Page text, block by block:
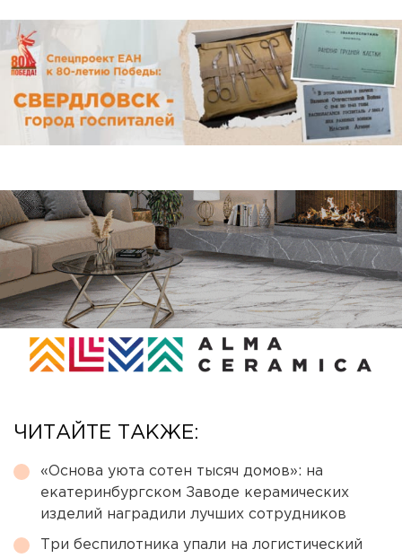
ЧИТАЙТЕ ТАКЖЕ:
«Основа уюта сотен тысяч домов»: на
екатеринбургском Заводе керамических
изделий наградили лучших сотрудников
Три беспилотника упали на логистический